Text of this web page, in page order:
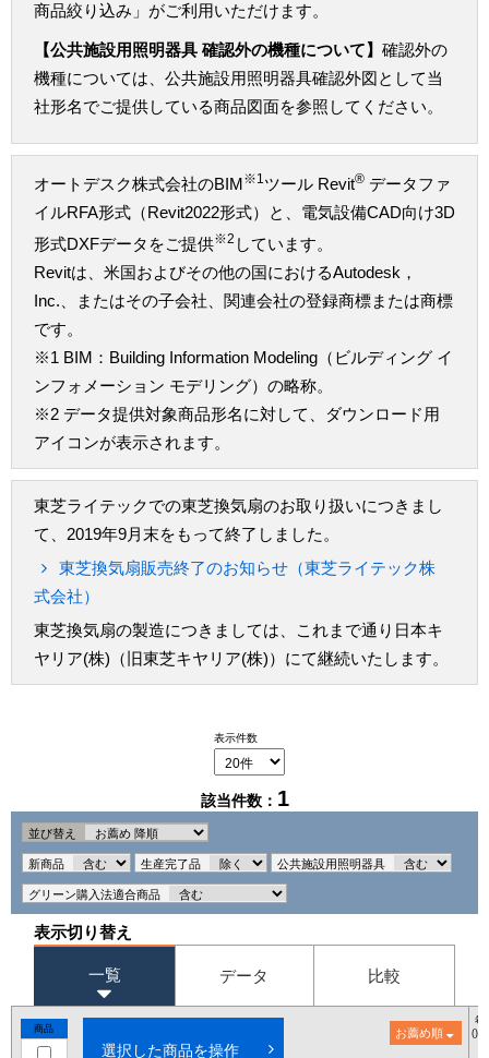
商品絞り込み」がご利用いただけます。
【公共施設用照明器具 確認外の機種について】 確認外の
機種については、公共施設用照明器具確認外図として当
社形名でご提供している商品図面を参照してください。
オートデスク株式会社のBIM※1 ツール Revit® データファ
イルRFA形式（Revit2022形式）と、電気設備CAD向け3D
形式DXFデータをご提供※2 しています。
Revitは、米国およびその他の国におけるAutodesk，
Inc.、またはその子会社、関連会社の登録商標または商標
です。
※1 BIM：Building Information Modeling（ビルディング イ
ンフォメーション モデリング）の略称。
※2 データ提供対象商品形名に対して、ダウンロード用
アイコンが表示されます。
東芝ライテックでの東芝換気扇のお取り扱いにつきまし
て、2019年9月末をもって終了しました。
東芝換気扇販売終了のお知らせ（東芝ライテック株
式会社）
東芝換気扇の製造につきましては、これまで通り日本キ
ヤリア(株)（旧東芝キヤリア(株)）にて継続いたします。
表示件数
該当件数： 1
並び替え
新商品 生産完了品 公共施設用照明器具
グリーン購入法適合商品
表示切り替え
一覧 データ 比較
商品
選択した商品を操作
お薦め順
希
()